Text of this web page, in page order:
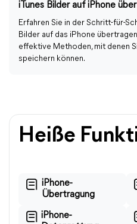
Erfahren Sie in der Schritt-für-
Bilder auf das iPhone
effektive Methoden, mit denen
speichern können.
Heiße
iPhone-
Übertragung
iPhone-